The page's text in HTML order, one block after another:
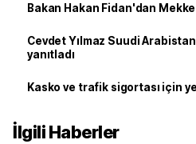
Bakan Hakan Fidan'dan Mekke
Cevdet Yılmaz Suudi
yanıtladı
Kasko ve trafik sigortası için
İlgili Haberler